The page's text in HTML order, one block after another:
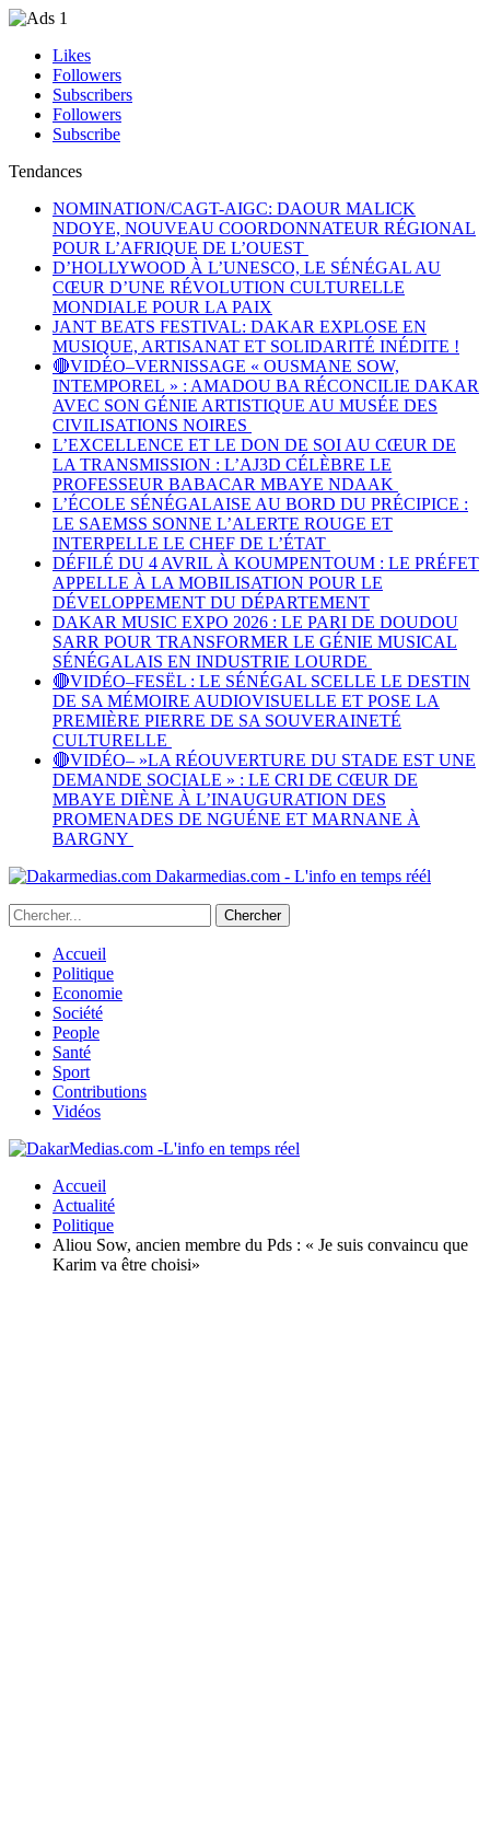
Likes
Followers
Subscribers
Followers
Subscribe
Tendances
NOMINATION/CAGT-AIGC: DAOUR MALICK
NDOYE, NOUVEAU COORDONNATEUR RÉGIONAL
POUR L’AFRIQUE DE L’OUEST
D’HOLLYWOOD À L’UNESCO, LE SÉNÉGAL AU
CŒUR D’UNE RÉVOLUTION CULTURELLE
MONDIALE POUR LA PAIX
JANT BEATS FESTIVAL: DAKAR EXPLOSE EN
MUSIQUE, ARTISANAT ET SOLIDARITÉ INÉDITE !
🔴VIDÉO–VERNISSAGE « OUSMANE SOW,
INTEMPOREL » : AMADOU BA RÉCONCILIE DAKAR
AVEC SON GÉNIE ARTISTIQUE AU MUSÉE DES
CIVILISATIONS NOIRES
L’EXCELLENCE ET LE DON DE SOI AU CŒUR DE
LA TRANSMISSION : L’AJ3D CÉLÈBRE LE
PROFESSEUR BABACAR MBAYE NDAAK
L’ÉCOLE SÉNÉGALAISE AU BORD DU PRÉCIPICE :
LE SAEMSS SONNE L’ALERTE ROUGE ET
INTERPELLE LE CHEF DE L’ÉTAT
DÉFILÉ DU 4 AVRIL À KOUMPENTOUM : LE PRÉFET
APPELLE À LA MOBILISATION POUR LE
DÉVELOPPEMENT DU DÉPARTEMENT
DAKAR MUSIC EXPO 2026 : LE PARI DE DOUDOU
SARR POUR TRANSFORMER LE GÉNIE MUSICAL
SÉNÉGALAIS EN INDUSTRIE LOURDE
🔴VIDÉO–FESËL : LE SÉNÉGAL SCELLE LE DESTIN
DE SA MÉMOIRE AUDIOVISUELLE ET POSE LA
PREMIÈRE PIERRE DE SA SOUVERAINETÉ
CULTURELLE
🔴VIDÉO– »LA RÉOUVERTURE DU STADE EST UNE
DEMANDE SOCIALE » : LE CRI DE CŒUR DE
MBAYE DIÈNE À L’INAUGURATION DES
PROMENADES DE NGUÉNE ET MARNANE À
BARGNY
Dakarmedias.com - L'info en temps réél
Accueil
Politique
Economie
Société
People
Santé
Sport
Contributions
Vidéos
Accueil
Actualité
Politique
Aliou Sow, ancien membre du Pds : « Je suis convaincu que
Karim va être choisi»